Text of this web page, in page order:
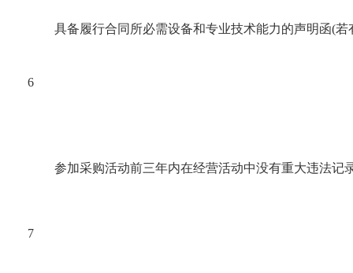
6
具备履行合同所必需设备和专业技术能力的声明函(若
7
参加采购活动前三年内在经营活动中没有重大违法记